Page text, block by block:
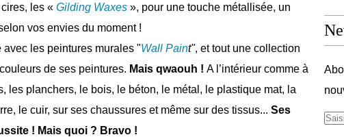
les « Gilding Waxes », pour une touche métallisée, un
vos envies du moment !
les peintures murales "Wall Paint", et tout une collection
de ses peintures. Mais qwaouh ! A l’intérieur comme à
les planchers, le bois, le béton, le métal, le plastique mat, la
le cuir, sur ses chaussures et même sur des tissus... Ses
! Mais quoi ? Bravo !